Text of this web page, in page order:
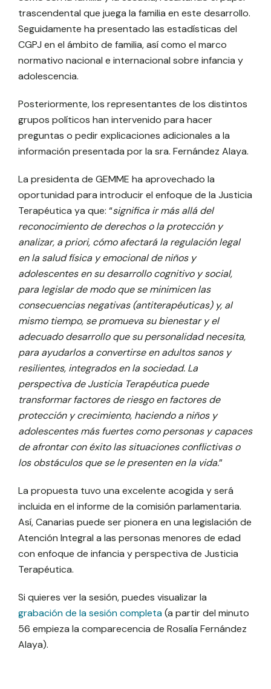
trascendental que juega la familia en este desarrollo.
Seguidamente ha presentado las estadísticas del
CGPJ en el ámbito de familia, así como el marco
normativo nacional e internacional sobre infancia y
adolescencia.
Posteriormente, los representantes de los distintos
grupos políticos han intervenido para hacer
preguntas o pedir explicaciones adicionales a la
información presentada por la sra. Fernández Alaya.
La presidenta de GEMME ha aprovechado la
oportunidad para introducir el enfoque de la Justicia
Terapéutica ya que: “significa ir más allá del
reconocimiento de derechos o la protección y
analizar, a priori, cómo afectará la regulación legal
en la salud física y emocional de niños y
adolescentes en su desarrollo cognitivo y social,
para legislar de modo que se minimicen las
consecuencias negativas (antiterapéuticas) y, al
mismo tiempo, se promueva su bienestar y el
adecuado desarrollo que su personalidad necesita,
para ayudarlos a convertirse en adultos sanos y
resilientes, integrados en la sociedad. La
perspectiva de Justicia Terapéutica puede
transformar factores de riesgo en factores de
protección y crecimiento, haciendo a niños y
adolescentes más fuertes como personas y capaces
de afrontar con éxito las situaciones conflictivas o
los obstáculos que se le presenten en la vida.”
La propuesta tuvo una excelente acogida y será
incluida en el informe de la comisión parlamentaria.
Así, Canarias puede ser pionera en una legislación de
Atención Integral a las personas menores de edad
con enfoque de infancia y perspectiva de Justicia
Terapéutica.
Si quieres ver la sesión, puedes visualizar la
grabación de la sesión completa(a partir del minuto
56 empieza la comparecencia de Rosalía Fernández
Alaya).